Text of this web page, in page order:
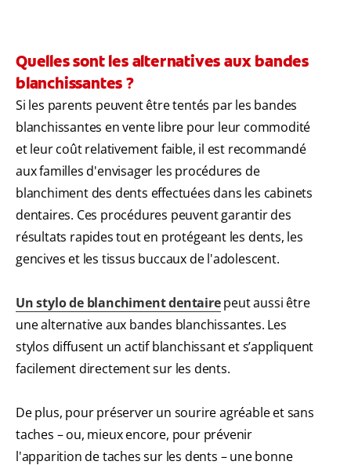
Quelles sont les alternatives aux bandes
blanchissantes ?
Si les parents peuvent être tentés par les bandes
blanchissantes en vente libre pour leur commodité
et leur coût relativement faible, il est recommandé
aux familles d'envisager les procédures de
blanchiment des dents effectuées dans les cabinets
dentaires. Ces procédures peuvent garantir des
résultats rapides tout en protégeant les dents, les
gencives et les tissus buccaux de l'adolescent.
Un stylo de blanchiment dentairepeut aussi être
une alternative aux bandes blanchissantes. Les
stylos diffusent un actif blanchissant et s’appliquent
facilement directement sur les dents.
De plus, pour préserver un sourire agréable et sans
taches – ou, mieux encore, pour prévenir
l'apparition de taches sur les dents – une bonne